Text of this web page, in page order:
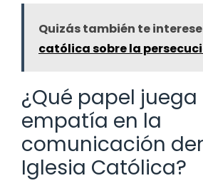
Quizás también te
católica sobre la
¿Qué papel juega
empatía en la
comunicación
Iglesia Católica?